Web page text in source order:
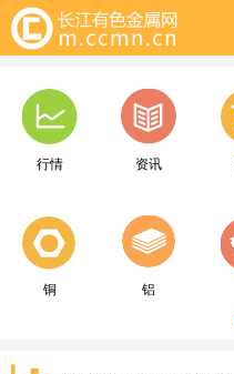
行情 资讯
铜 铝